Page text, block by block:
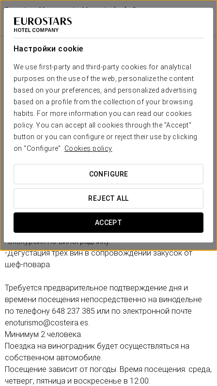
Настройки cookie
We use first-party and third-party cookies for analytical
purposes on the use of the web, personalize the content
based on your preferences, and personalized advertising
based on a profile from the collection of your browsing
habits. For more information you can read our cookies
policy. You can accept all cookies through the "Accept"
button or you can configure or reject their use by clicking
on "Configure". Cookies policy
CONFIGURE
REJECT ALL
ACCEPT
Eurostars Monumento Monasterio de San
Clodio Hotel
ОРЕНСЕ - ЛЕЙРО
Экскурсия Происхождение Рибейро
25€ на человека
Экскурсия Происхождение Рибейро
Откройте для себя происхождение Рибейро благодаря
-Посещение винодельни Pazo de Toubes (18 век).
-Экскурсия по винограднику.
-Дегустация трех вин в сопровождении закусок от
шеф-повара.
Требуется предварительное подтверждение дня и
времени посещения непосредственно на винодельне
по телефону 648 237 385 или по электронной почте
enoturismo@costeira.es.
Минимум 2 человека.
Поездка на виноградник будет осуществляться на
собственном автомобиле.
Посещение зависит от погоды. Время посещения: среда,
четверг, пятница и воскресенье в 12:00.